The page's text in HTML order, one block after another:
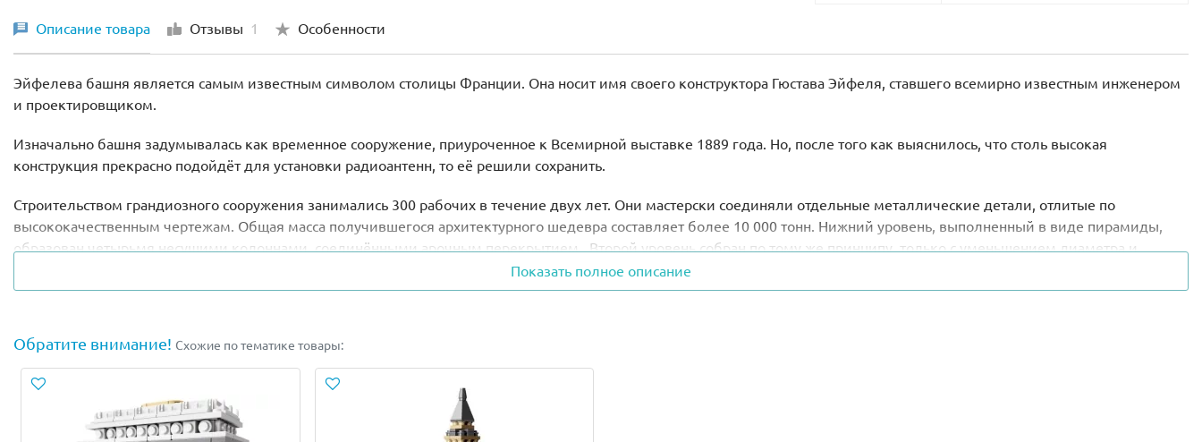
Описание товара Отзывы 1 Особенности
Эйфелева башня является самым известным символом столицы Франции. Она носит имя своего конструктора Гюстава Эйфеля, ставшего всемирно известным инженером
и проектировщиком.
Изначально башня задумывалась как временное сооружение, приуроченное к Всемирной выставке 1889 года. Но, после того как выяснилось, что столь высокая
конструкция прекрасно подойдёт для установки радиоантенн, то её решили сохранить.
Строительством грандиозного сооружения занимались 300 рабочих в течение двух лет. Они мастерски соединяли отдельные металлические детали, отлитые по
высококачественным чертежам. Общая масса получившегося архитектурного шедевра составляет более 10 000 тонн. Нижний уровень, выполненный в виде пирамиды,
образован четырьмя несущими колоннами, соединёнными арочным перекрытием. Второй уровень собран по тому же принципу, только с уменьшением диаметра и
высоты. Третья часть является самой вытянутой (190 м). Она образована путём максимального сближения боковых колонн и постепенного их переплетения.
Из деталей набора Лего 21019 Вы сможете собрать уменьшенную копию Эйфелевой башни, выполненную из редких тёмно-серых деталей, и установить её на специальную
демонстрационную платформу. Приятным дополнением станет красочный буклет, рассказывающий об истории и строительстве легендарного сооружения, а также
упаковка, украшенная фотографиями и информативными надписями.
Показать полное описание
Обратите внимание! Схожие по тематике товары: